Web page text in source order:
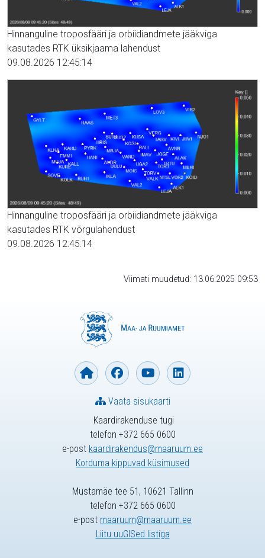
Hinnanguline troposfääri ja orbiidiandmete jääkviga
kasutades RTK üksikjaama lahendust
09.08.2026 12:45:14
Hinnanguline troposfääri ja orbiidiandmete jääkviga
kasutades RTK võrgulahendust
09.08.2026 12:45:14
Viimati muudetud: 13.06.2025 09:53
Kaardirakenduse tugi
telefon +372 665 0600
e-post kaardirakendus@maaruum.ee
Korduma kippuvad küsimused
Vaata sisukaarti
Mustamäe tee 51, 10621 Tallinn
telefon +372 665 0600
e-post maaruum@maaruum.ee
Liitu uuGISed listiga